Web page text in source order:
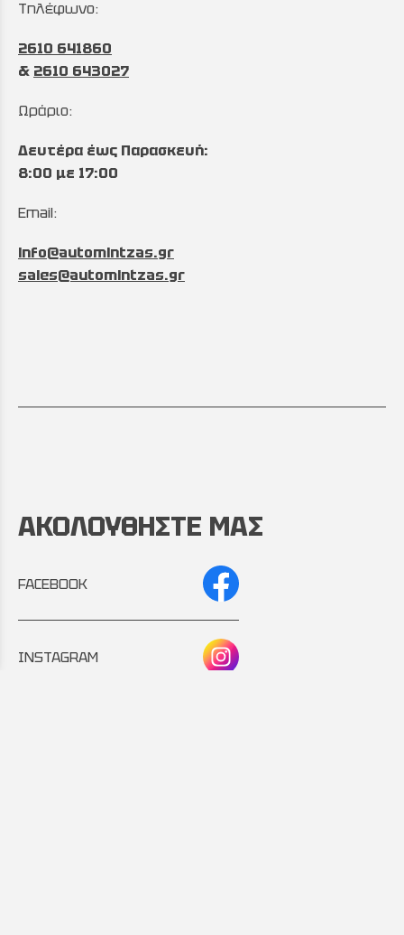
Τηλέφωνο:
2610 641860
& 2610 643027
Ωράριο:
Δευτέρα έως Παρασκευή:
8:00 με 17:00
Email:
info@automintzas.gr
sales@automintzas.gr
ΑΚΟΛΟΥΘΗΣΤΕ ΜΑΣ
FACEBOOK
INSTAGRAM